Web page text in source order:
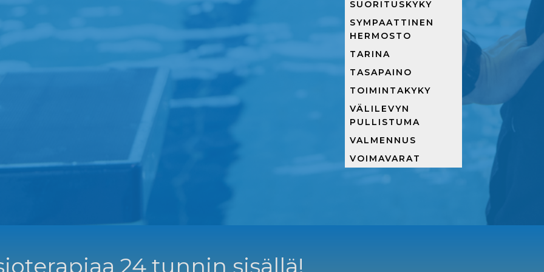
SUORITUSKYKY
SYMPAATTINEN
HERMOSTO
TARINA
TASAPAINO
TOIMINTAKYKY
VÄLILEVYN
PULLISTUMA
VALMENNUS
VOIMAVARAT
24 tunnin sisällä!